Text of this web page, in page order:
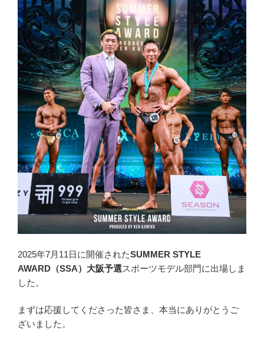
2025年7月11日に開催されたSUMMER STYLE
AWARD（SSA）大阪予選スポーツモデル部門に出場しま
した。
まずは応援してくださった皆さま、本当にありがとうご
ざいました。